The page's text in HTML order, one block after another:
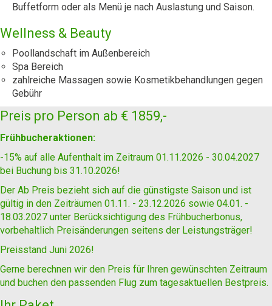
Buffetform oder als Menü je nach Auslastung und Saison.
Wellness & Beauty
Poollandschaft im Außenbereich
Spa Bereich
zahlreiche Massagen sowie Kosmetikbehandlungen gegen
Gebühr
Preis pro Person ab € 1859,-
Frühbucheraktionen:
-15% auf alle Aufenthalt im Zeitraum 01.11.2026 - 30.04.2027
bei Buchung bis 31.10.2026!
Der Ab Preis bezieht sich auf die günstigste Saison und ist
gültig in den Zeiträumen 01.11. - 23.12.2026 sowie 04.01. -
18.03.2027 unter Berücksichtigung des Frühbucherbonus,
vorbehaltlich Preisänderungen seitens der Leistungsträger!
Preisstand Juni 2026!
Gerne berechnen wir den Preis für Ihren gewünschten Zeitraum
und buchen den passenden Flug zum tagesaktuellen Bestpreis.